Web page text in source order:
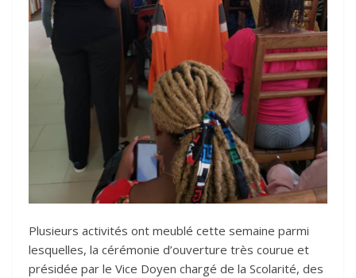
Plusieurs activités ont meublé cette semaine parmi
lesquelles, la cérémonie d’ouverture très courue et
présidée par le Vice Doyen chargé de la Scolarité, des